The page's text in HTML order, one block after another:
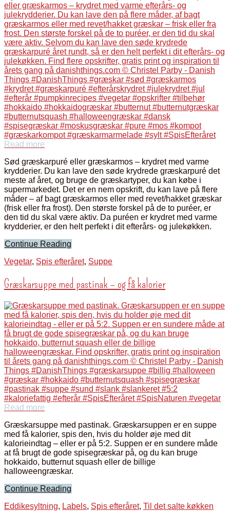
Read more
Sød græskarpuré eller græskarmos – krydret med varme
krydderier. Du kan lave den søde krydrede græskarpuré det
meste af året, og bruge de græskartyper, du kan købe i
supermarkedet. Det er en nem opskrift, du kan lave på flere
måder – af bagt græskarmos eller med revet/hakket græskar
(frisk eller fra frost). Den største forskel på de to puréer, er
den tid du skal være aktiv. Da puréen er krydret med varme
krydderier, er den helt perfekt i dit efterårs- og julekøkken.
Continue Reading
Vegetar, Spis efteråret, Suppe
Græskarsuppe med pastinak – og få kalorier
Read more
Græskarsuppe med pastinak. Græskarsuppen er en suppe
med få kalorier, spis den, hvis du holder øje med dit
kalorieindtag – eller er på 5:2. Suppen er en sundere måde
at få brugt de gode spisegræskar på, og du kan bruge
hokkaido, butternut squash eller de billige
halloweengræskar.
Continue Reading
Eddikesyltning, Labels, Spis efteråret, Til det salte køkken